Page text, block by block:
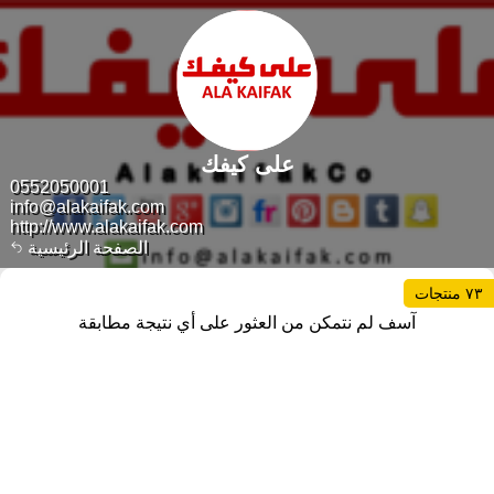
الصفحة الرئيسية
0552050001
info@alakaifak.com
http://www.alakaifak.com
على كيفك
٧٣ منتجات
آسف لم نتمكن من العثور على أي نتيجة مطابقة